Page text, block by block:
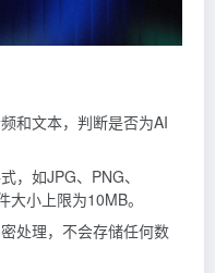
和文本，判断是否为AI
，如JPG、PNG、
小上限为10MB。
处理，不会存储任何数